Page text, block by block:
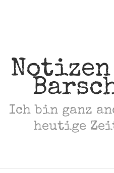
Notizen
Ich bin ganz
heutige